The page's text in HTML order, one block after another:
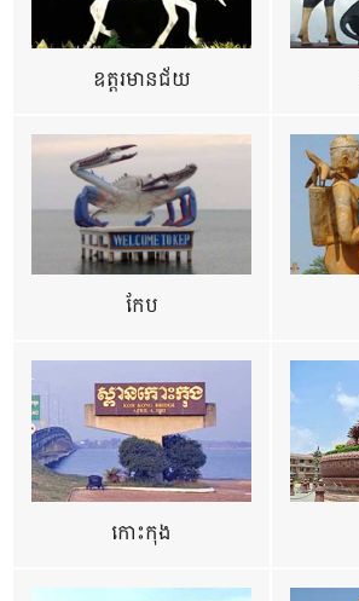
ឧត្ដរមានជ័យ
កែប
កោះកុង